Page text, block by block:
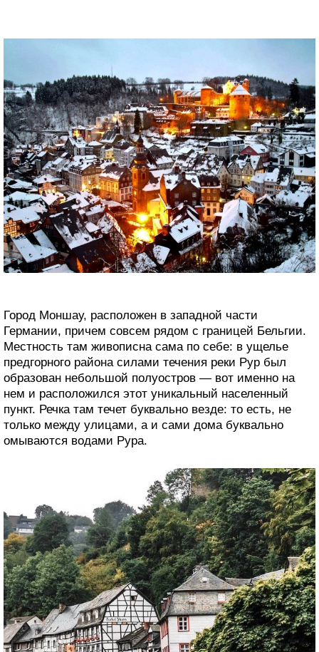
Город Моншау, расположен в западной части
Германии, причем совсем рядом с границей Бельгии.
Местность там живописна сама по себе: в ущелье
предгорного района силами течения реки Рур был
образован небольшой полуостров — вот именно на
нем и расположился этот уникальный населенный
пункт. Речка там течет буквально везде: то есть, не
только между улицами, а и сами дома буквально
омываются водами Рура.